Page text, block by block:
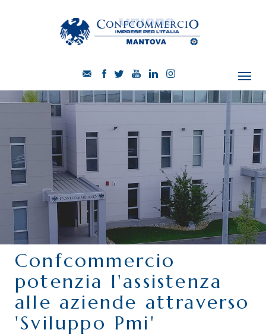
CHI SIAMO
SERVIZI
CATEGORIE
DELEGAZIONI
ATTIVITÀ STORICHE
PERIODICO
PERCHÉ ASSOCIARSI?
DOVE SIAMO
CONTATTI
Confcommercio
potenzia l'assistenza
alle aziende attraverso
'Sviluppo Pmi'